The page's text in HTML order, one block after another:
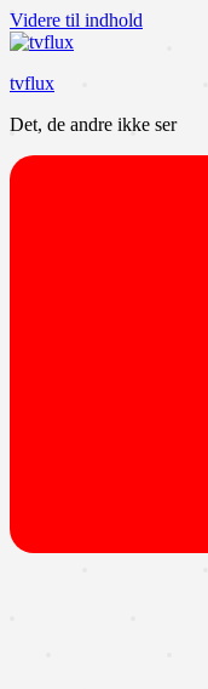
Videre til indhold
tvflux
Det, de andre ikke ser